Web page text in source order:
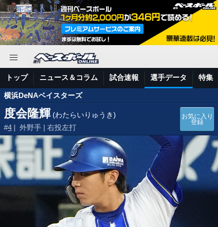
トップ ニュース＆コラム 試合速報 選手データ 特集
横浜DeNAベイスターズ
度会隆輝 (わたらいりゅうき)
#4 | 外野手 | 右投左打
お気に入り
登録